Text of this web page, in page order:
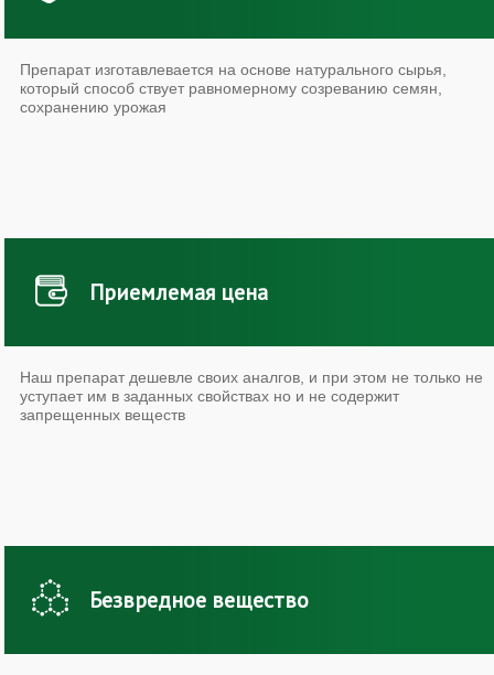
Препарат изготавлевается на основе натурального сырья,
который способ ствует равномерному созреванию семян,
сохранению урожая
Приемлемая цена
Наш препарат дешевле своих аналгов, и при этом не только не
уступает им в заданных свойствах но и не содержит
запрещенных веществ
Безвредное вещество